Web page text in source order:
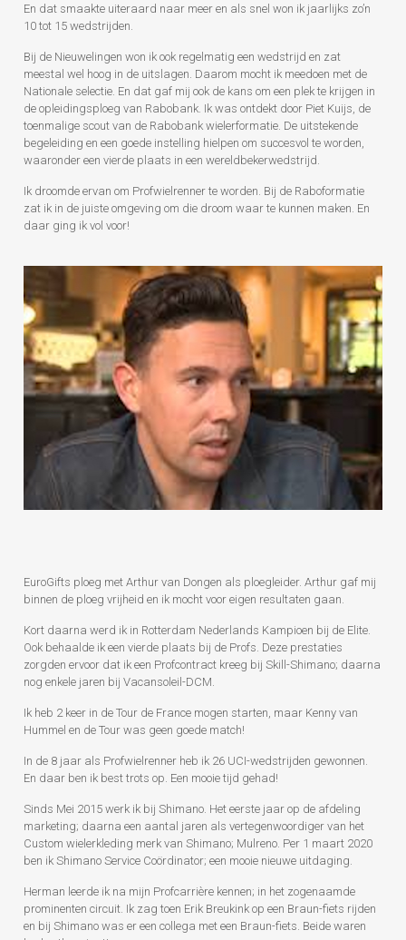
En dat smaakte uiteraard naar meer en als snel won ik jaarlijks zo’n
10 tot 15 wedstrijden.
Bij de Nieuwelingen won ik ook regelmatig een wedstrijd en zat
meestal wel hoog in de uitslagen. Daarom mocht ik meedoen met de
Nationale selectie. En dat gaf mij ook de kans om een plek te krijgen in
de opleidingsploeg van Rabobank. Ik was ontdekt door Piet Kuijs, de
toenmalige scout van de Rabobank wielerformatie. De uitstekende
begeleiding en een goede instelling hielpen om succesvol te worden,
waaronder een vierde plaats in een wereldbekerwedstrijd.
Ik droomde ervan om Profwielrenner te worden. Bij de Raboformatie
zat ik in de juiste omgeving om die droom waar te kunnen maken. En
daar ging ik vol voor!
EuroGifts ploeg met Arthur van Dongen als ploegleider. Arthur gaf mij
binnen de ploeg vrijheid en ik mocht voor eigen resultaten gaan.
Kort daarna werd ik in Rotterdam Nederlands Kampioen bij de Elite.
Ook behaalde ik een vierde plaats bij de Profs. Deze prestaties
zorgden ervoor dat ik een Profcontract kreeg bij Skill-Shimano; daarna
nog enkele jaren bij Vacansoleil-DCM.
Ik heb 2 keer in de Tour de France mogen starten, maar Kenny van
Hummel en de Tour was geen goede match!
In de 8 jaar als Profwielrenner heb ik 26 UCI-wedstrijden gewonnen.
En daar ben ik best trots op. Een mooie tijd gehad!
Sinds Mei 2015 werk ik bij Shimano. Het eerste jaar op de afdeling
marketing; daarna een aantal jaren als vertegenwoordiger van het
Custom wielerkleding merk van Shimano; Mulreno. Per 1 maart 2020
ben ik Shimano Service Coördinator; een mooie nieuwe uitdaging.
Herman leerde ik na mijn Profcarrière kennen; in het zogenaamde
prominenten circuit. Ik zag toen Erik Breukink op een Braun-fiets rijden
en bij Shimano was er een collega met een Braun-fiets. Beide waren